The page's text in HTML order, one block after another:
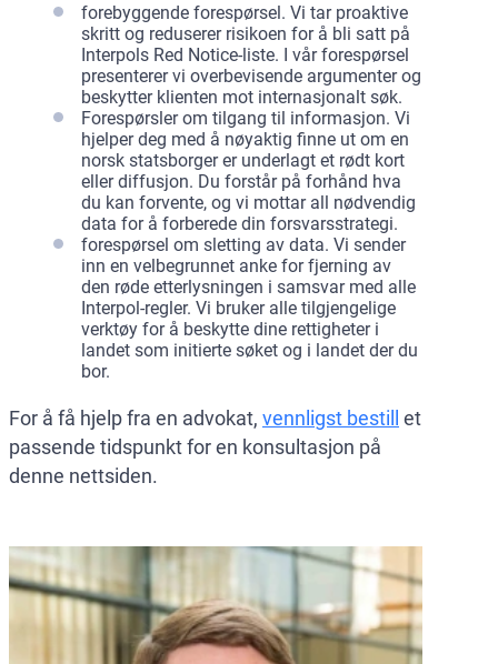
forebyggende forespørsel. Vi tar proaktive
skritt og reduserer risikoen for å bli satt på
Interpols Red Notice-liste. I vår forespørsel
presenterer vi overbevisende argumenter og
beskytter klienten mot internasjonalt søk.
Forespørsler om tilgang til informasjon. Vi
hjelper deg med å nøyaktig finne ut om en
norsk statsborger er underlagt et rødt kort
eller diffusjon. Du forstår på forhånd hva
du kan forvente, og vi mottar all nødvendig
data for å forberede din forsvarsstrategi.
forespørsel om sletting av data. Vi sender
inn en velbegrunnet anke for fjerning av
den røde etterlysningen i samsvar med alle
Interpol-regler. Vi bruker alle tilgjengelige
verktøy for å beskytte dine rettigheter i
landet som initierte søket og i landet der du
bor.
For å få hjelp fra en advokat, vennligst bestill
et
passende tidspunkt for en konsultasjon på
denne nettsiden.